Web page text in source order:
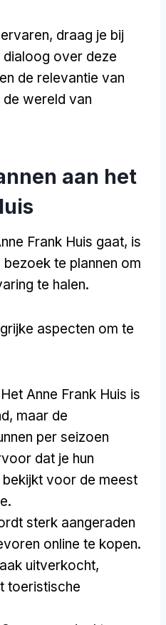
draag je bij
over deze
de relevantie van
wereld van
aan het
Frank Huis gaat, is
te plannen om
te halen.
aspecten om te
Het Anne Frank Huis is
maar de
per seizoen
dat je hun
voor de meest
sterk aangeraden
online te kopen.
uitverkocht,
toeristische